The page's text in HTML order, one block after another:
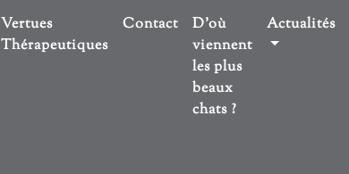
Vertues
Thérapeutiques
Contact
D'où
viennent
les plus
beaux
chats ?
Actualités